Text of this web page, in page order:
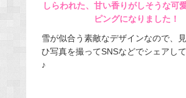
しらわれた、甘い香りがしそうな可
ピングになりました！
雪が似合う素敵なデザインなので、
ひ写真を撮ってSNSなどでシェアし
♪